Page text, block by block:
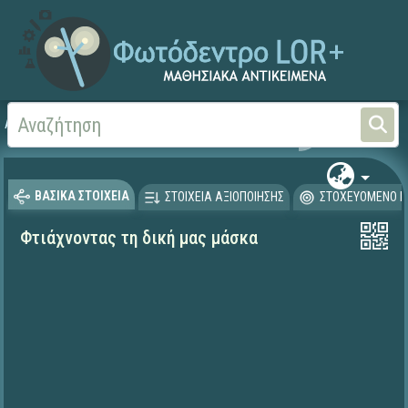
Αρχική
ΒΑΣΙΚΑ ΣΤΟΙΧΕΙΑ ΣΤΟΙΧΕΙΑ ΑΞΙΟΠΟΙΗΣΗΣ ΣΤΟΧΕΥΟΜΕΝΟ
Φτιάχνοντας τη δική μας μάσκα